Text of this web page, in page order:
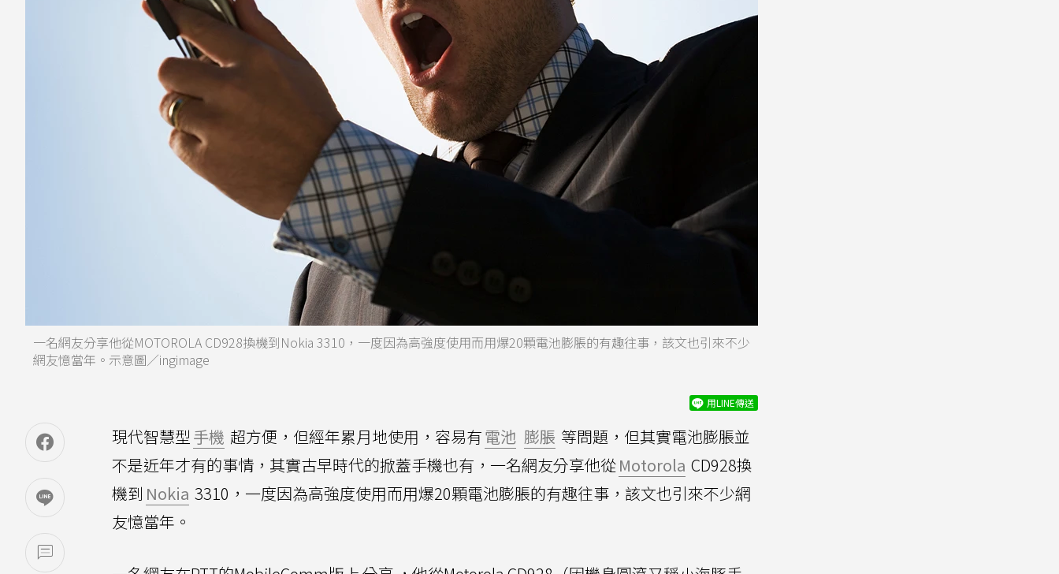
一名網友分享他從MOTOROLA CD928換機到Nokia 3310，一度因為高強度使用而用爆20顆電池膨脹的有趣往事，該文也引來不少
網友憶當年。示意圖／ingimage
用LINE傳送
現代智慧型 手機 超方便，但經年累月地使用，容易有電池 膨脹 等問題，但其實電池膨脹並
不是近年才有的事情，其實古早時代的掀蓋手機也有，一名網友分享他從Motorola CD928換
機到 Nokia 3310，一度因為高強度使用而用爆20顆電池膨脹的有趣往事，該文也引來不少網
友憶當年。